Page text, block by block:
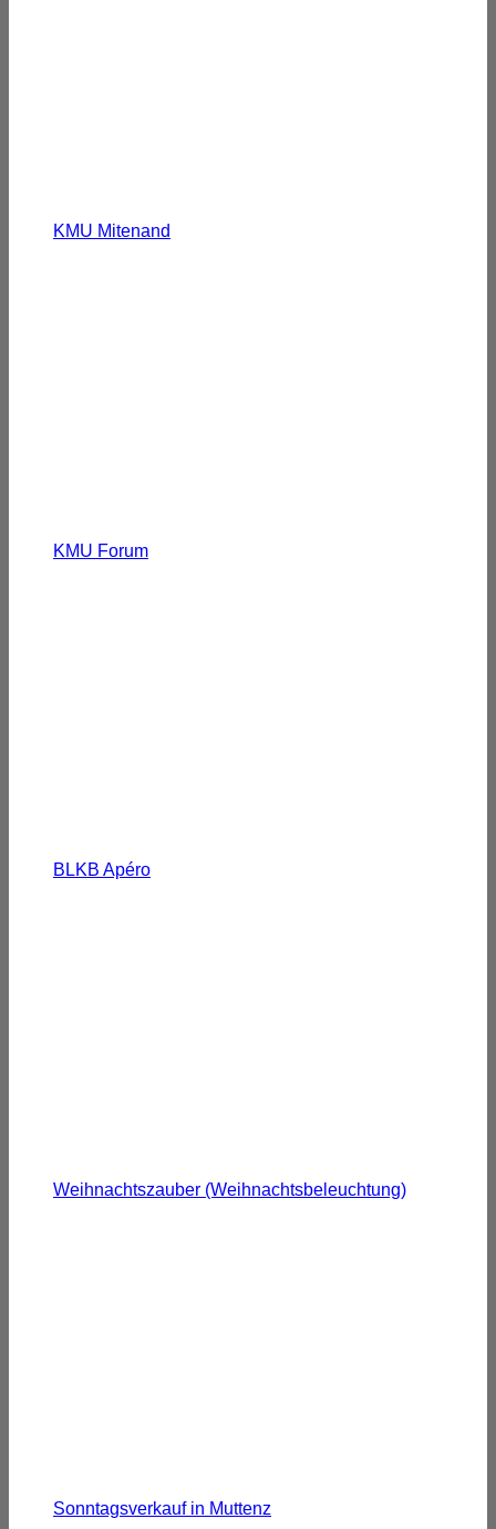
KMU Mitenand
KMU Forum
BLKB Apéro
Weihnachtszauber (Weihnachtsbeleuchtung)
Sonntagsverkauf in Muttenz